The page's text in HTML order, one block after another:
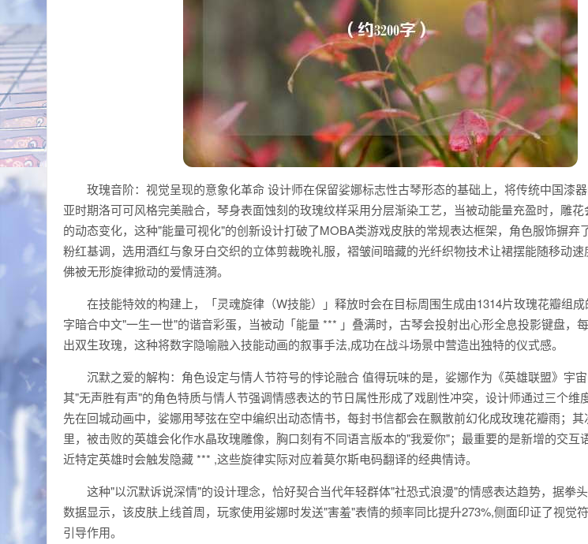
玫瑰音阶：视觉呈现的意象化革命 设计师在保留娑娜标志性古琴形态的基础上，将传统中国漆
亚时期洛可可风格完美融合，琴身表面蚀刻的玫瑰纹样采用分层渐染工艺，当被动能量充盈时，雕
的动态变化，这种"能量可视化"的创新设计打破了MOBA类游戏皮肤的常规表达框架，角色服饰摒弃
粉红基调，选用酒红与象牙白交织的立体剪裁晚礼服，褶皱间暗藏的光纤织物技术让裙摆能随移动
佛被无形旋律掀动的爱情涟漪。
在技能特效的构建上，「灵魂旋律（W技能）」释放时会在目标周围生成由1314片玫瑰花瓣组
字暗合中文"一生一世"的谐音彩蛋，当被动「能量 *** 」叠满时，古琴会投射出心形全息投影键盘，
出双生玫瑰，这种将数字隐喻融入技能动画的叙事手法,成功在战斗场景中营造出独特的仪式感。
沉默之爱的解构：角色设定与情人节符号的悖论融合 值得玩味的是，娑娜作为《英雄联盟》宇宙
其"无声胜有声"的角色特质与情人节强调情感表达的节日属性形成了戏剧性冲突，设计师通过三个维
先在回城动画中，娑娜用琴弦在空中编织出动态情书，每封书信都会在飘散前幻化成玫瑰花瓣雨；
里，被击败的英雄会化作水晶玫瑰雕像，胸口刻有不同语言版本的"我爱你"；最重要的是新增的交互
近特定英雄时会触发隐藏 *** ,这些旋律实际对应着莫尔斯电码翻译的经典情诗。
这种"以沉默诉说深情"的设计理念，恰好契合当代年轻群体"社恐式浪漫"的情感表达趋势，据拳
数据显示，该皮肤上线首周，玩家使用娑娜时发送"害羞"表情的频率同比提升273%,侧面印证了视觉
引导作用。